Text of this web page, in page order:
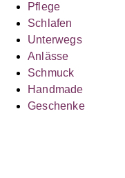
Pflege
Schlafen
Unterwegs
Anlässe
Schmuck
Handmade
Geschenke